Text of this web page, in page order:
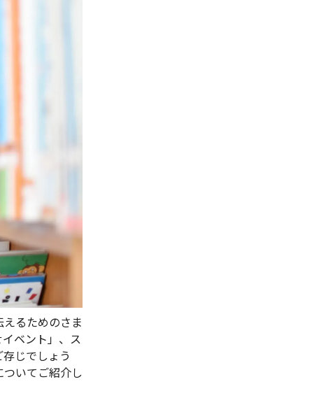
るためのさま
ベント」、ス
じでしょう
いてご紹介し